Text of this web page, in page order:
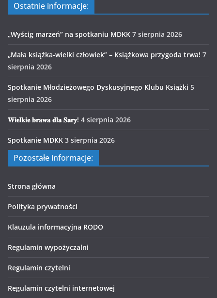
Ostatnie informacje:
„Wyścig marzeń” na spotkaniu MDKK 7 sierpnia 2026
„Mała książka-wielki człowiek” – Książkowa przygoda trwa! 7
sierpnia 2026
Spotkanie Młodzieżowego Dyskusyjnego Klubu Książki 5
sierpnia 2026
𝐖𝐢𝐞𝐥𝐤𝐢𝐞 𝐛𝐫𝐚𝐰𝐚 𝐝𝐥𝐚 𝐒𝐚𝐫𝐲! 4 sierpnia 2026
Spotkanie MDKK 3 sierpnia 2026
Pozostałe informacje:
Strona główna
Polityka prywatności
Klauzula informacyjna RODO
Regulamin wypożyczalni
Regulamin czytelni
Regulamin czytelni internetowej